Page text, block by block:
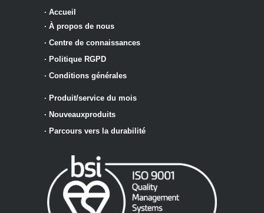
· Accueil
· À propos de nous
· Centre de connaissances
· Politique RGPD
· Conditions générales
· Produit/service du mois
· Nouveauxproduits
· Parcours vers la durabilité